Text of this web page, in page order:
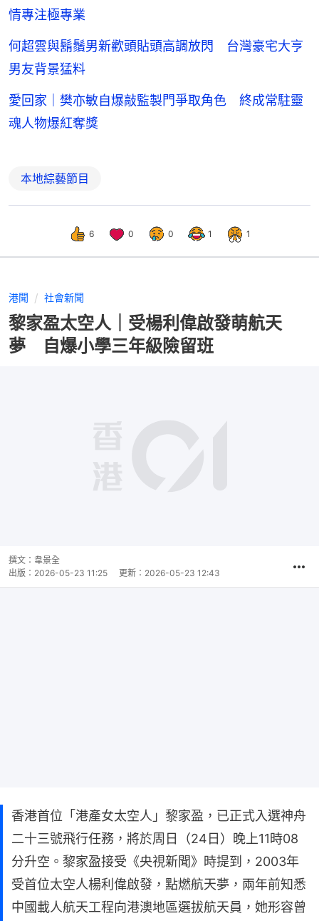
情專注極專業
何超雲與鬍鬚男新歡頭貼頭高調放閃 台灣豪宅大亨
男友背景猛料
愛回家｜樊亦敏自爆敲監製門爭取角色 終成常駐靈
魂人物爆紅奪獎
本地綜藝節目
6 0 0 1 1
港聞 社會新聞
黎家盈太空人｜受楊利偉啟發萌航天
夢 自爆小學三年級險留班
撰文： 韋景全
出版： 2026-05-23 11:25 更新： 2026-05-23 12:43
香港首位「港產女太空人」黎家盈，已正式入選神舟
二十三號飛行任務，將於周日（24日）晚上11時08
分升空。黎家盈接受《央視新聞》時提到，2003年
受首位太空人楊利偉啟發，點燃航天夢，兩年前知悉
中國載人航天工程向港澳地區選拔航天員，她形容曾